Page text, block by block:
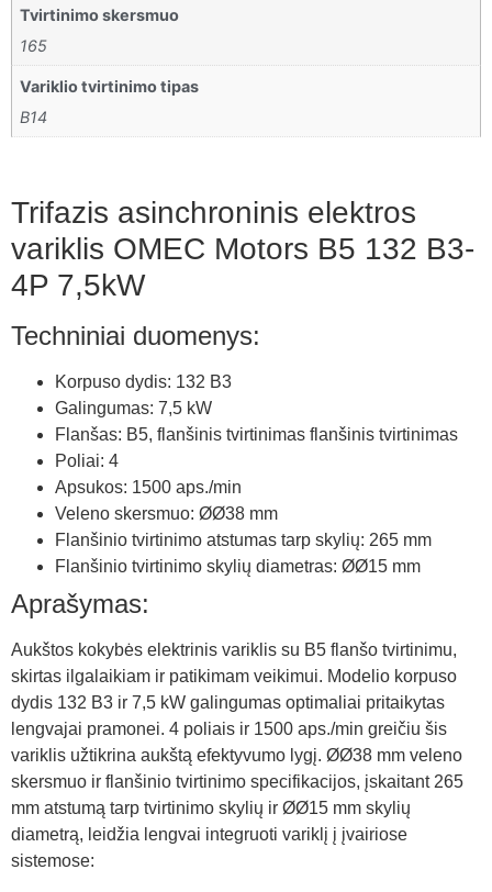
Tvirtinimo skersmuo
165
Variklio tvirtinimo tipas
B14
Trifazis asinchroninis elektros
variklis OMEC Motors B5 132 B3-
4P 7,5kW
Techniniai duomenys:
Korpuso dydis: 132 B3
Galingumas: 7,5 kW
Flanšas: B5, flanšinis tvirtinimas flanšinis tvirtinimas
Poliai: 4
Apsukos: 1500 aps./min
Veleno skersmuo: ØØ38 mm
Flanšinio tvirtinimo atstumas tarp skylių: 265 mm
Flanšinio tvirtinimo skylių diametras: ØØ15 mm
Aprašymas:
Aukštos kokybės elektrinis variklis su B5 flanšo tvirtinimu,
skirtas ilgalaikiam ir patikimam veikimui. Modelio korpuso
dydis 132 B3 ir 7,5 kW galingumas optimaliai pritaikytas
lengvajai pramonei. 4 poliais ir 1500 aps./min greičiu šis
variklis užtikrina aukštą efektyvumo lygį. ØØ38 mm veleno
skersmuo ir flanšinio tvirtinimo specifikacijos, įskaitant 265
mm atstumą tarp tvirtinimo skylių ir ØØ15 mm skylių
diametrą, leidžia lengvai integruoti variklį į įvairiose
sistemose: